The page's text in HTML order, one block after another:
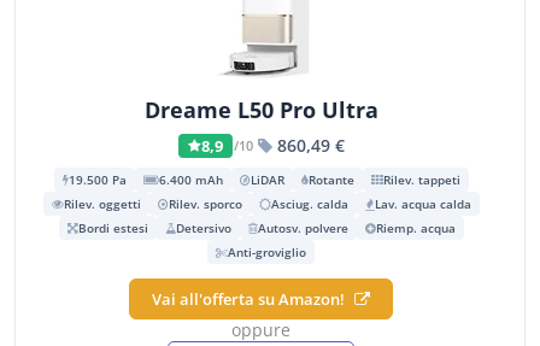
Dreame L50 Pro Ultra
8,9 /10 860,49 €
19.500 Pa 6.400 mAh LiDAR Rotante
Rilev. tappeti
Rilev. oggetti
Rilev. sporco Asciug. calda
Lav. acqua calda
Bordi estesi
Detersivo Autosv. polvere
Riemp. acqua
Anti-groviglio
Vai all'offerta su Amazon!
oppure